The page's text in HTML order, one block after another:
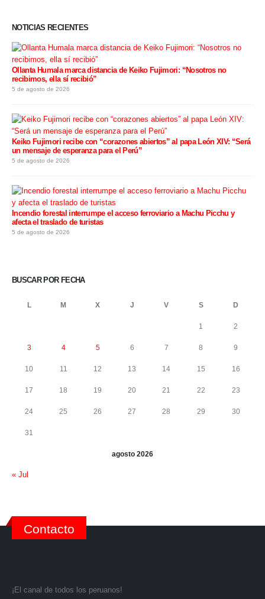
NOTICIAS RECIENTES
Ollanta Humala marca distancia de Keiko Fujimori: “Nosotros no
recibimos, ella sí recibió”
5 de agosto de 2026
Keiko Fujimori recibe con “corazones abiertos” al papa León XIV: “Será
un mensaje de esperanza para el Perú”
5 de agosto de 2026
Incendio forestal interrumpe el acceso ferroviario a Machu Picchu y
afecta el traslado de turistas
5 de agosto de 2026
BUSCAR POR FECHA
agosto 2026
L M X J V S D
1 2
3 4 5 6 7 8 9
10 11 12 13 14 15 16
17 18 19 20 21 22 23
24 25 26 27 28 29 30
31
« Jul
Contacto
¡El canal de todos los peruanos!